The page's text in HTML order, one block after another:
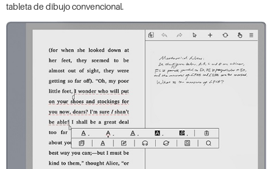
tableta de dibujo convencional.